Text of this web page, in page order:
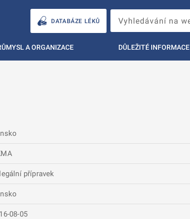
DATABÁZE LÉKŮ
A ORGANIZACE DŮLEŽITÉ INFORMACE
přípravek
08-05